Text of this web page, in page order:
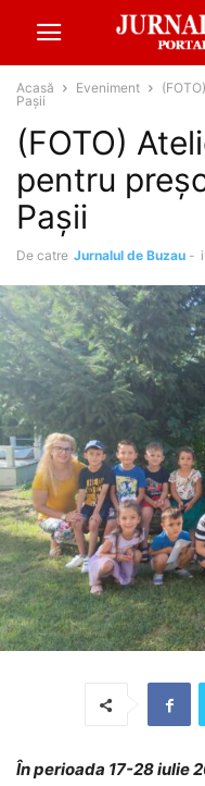
Acasă Eveniment
Pașii
(FOTO)
pentru
Pașii
De catre Jurnalul de Buzau -
În perioada 17-28 iulie